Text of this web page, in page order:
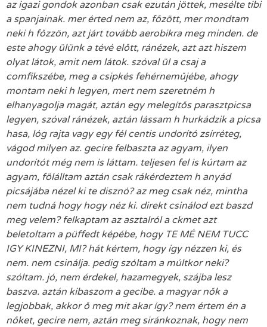
az igazi gondok azonban csak ezután jöttek, mesélte tibi
a spanjainak. mer érted nem az, főzött, mer mondtam
neki h főzzön, azt járt tovább aerobikra meg minden. de
este ahogy ülünk a tévé előtt, ránézek, azt azt hiszem
olyat látok, amit nem látok. szóval ül a csaj a
comfikszébe, meg a csipkés fehérneműjébe, ahogy
montam neki h legyen, mert nem szeretném h
elhanyagolja magát, aztán egy melegítős parasztpicsa
legyen, szóval ránézek, aztán lássam h hurkádzik a picsa
hasa, lóg rajta vagy egy fél centis undorító zsírréteg,
vágod milyen az. gecire felbaszta az agyam, ilyen
undorítót még nem is láttam. teljesen fel is kúrtam az
agyam, fölálltam aztán csak rákérdeztem h anyád
picsájába nézel ki te disznó? az meg csak néz, mintha
nem tudná hogy hogy néz ki. direkt csinálod ezt baszd
meg velem? felkaptam az asztalról a ckmet azt
beletoltam a püffedt képébe, hogy TE MÉ NEM TUCC
IGY KINEZNI, MI? hát kértem, hogy így nézzen ki, és
nem. nem csinálja. pedig szóltam a múltkor neki?
szóltam. jó, nem érdekel, hazamegyek, szájba lesz
baszva. aztán kibaszom a gecibe. a magyar nők a
legjobbak, akkor ő meg mit akar így? nem értem én a
nőket, gecire nem, aztán meg siránkoznak, hogy nem